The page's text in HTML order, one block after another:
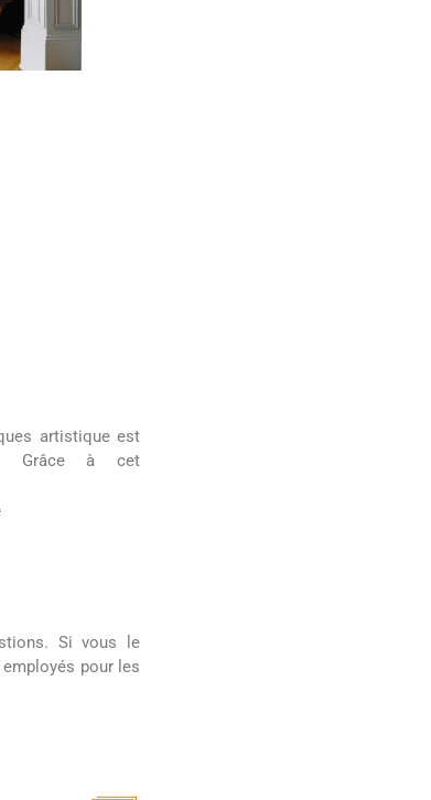
artistique est
Grâce à cet
Si vous le
pour les